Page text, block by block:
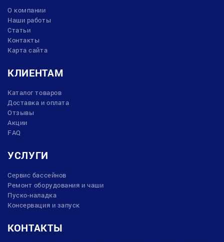
О компании
Наши работы
Статьи
Контакты
Карта сайта
КЛИЕНТАМ
Каталог товаров
Доставка и оплата
Отзывы
Акции
FAQ
УСЛУГИ
Сервис бассейнов
Ремонт оборудования и чаши
Пуско-наладка
Консервация и запуск
КОНТАКТЫ